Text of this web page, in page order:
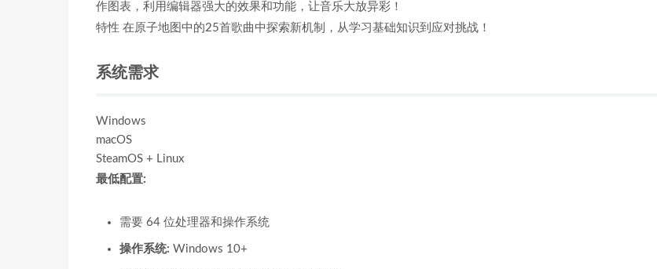
作图表，利用编辑器强大的效果和功能，让音乐大放异彩！
特性 在原子地图中的25首歌曲中探索新机制，从学习基础知识到应对挑战！
系统需求
Windows
macOS
SteamOS + Linux
最低配置:
需要 64 位处理器和操作系统
操作系统: Windows 10+